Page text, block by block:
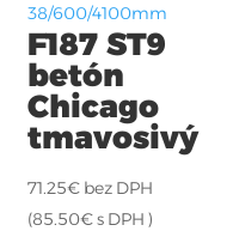
38/600/4100mm
F187 ST9
betón
Chicago
tmavosivý
71.25€ bez DPH
(85.50€s DPH )